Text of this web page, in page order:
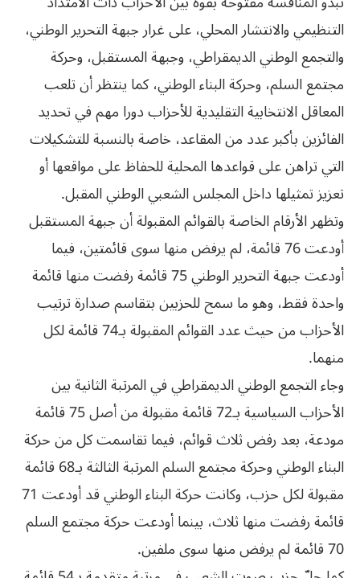
التنظيمي والانتشار المحلي، على غرار جبهة التحرير الوطني،
والتجمع الوطني الديمقراطي، وجبهة المستقبل، وحركة
مجتمع السلم، وحركة البناء الوطني، كما ينتظر أن تلعب
المعاقل الانتخابية التقليدية للأحزاب دورا مهم في تحديد
الفائزين بأكبر عدد من المقاعد، خاصة بالنسبة للتشكيلات
التي تراهن على قواعدها المحلية للحفاظ على مواقعها أو
تعزيز تمثيلها داخل المجلس الشعبي الوطني المقبل.
وتظهر الأرقام الخاصة بالقوائم المقبولة أن جبهة المستقبل
أودعت 76 قائمة، لم يرفض منها سوى قائمتين، فيما
أودعت جبهة التحرير الوطني 75 قائمة رفضت منها قائمة
واحدة فقط، وهو ما سمح للحزبين بتقاسم صدارة ترتيب
الأحزاب من حيث عدد القوائم المقبولة بـ74 قائمة لكل
منهما.
وجاء التجمع الوطني الديمقراطي في المرتبة الثانية بين
الأحزاب السياسية بـ72 قائمة مقبولة من أصل 75 قائمة
مودعة، بعد رفض ثلاث قوائم، فيما تقاسمت كل من حركة
البناء الوطني وحركة مجتمع السلم المرتبة الثالثة بـ68 قائمة
مقبولة لكل حزب، وكانت حركة البناء الوطني قد أودعت 71
قائمة رفضت منها ثلاث، بينما أودعت حركة مجتمع السلم
70 قائمة لم يرفض منها سوى ملفين.